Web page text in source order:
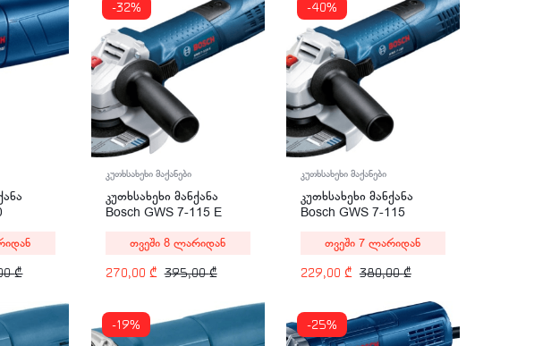
₾
-32%
კუთხსახეხი მაქანები
კუთხსახეხი მანქანა
Bosch GWS 7-115 E
395,00₾
270,00 ₾
თვეში 8 ლარიდან
-40%
კუთხსახეხი მაქანები
კუთხსახეხი მანქანა
Bosch GWS 7-115
(0601388106)
380,00₾
229,00 ₾
თვეში 7 ლარიდან
-19% -25%